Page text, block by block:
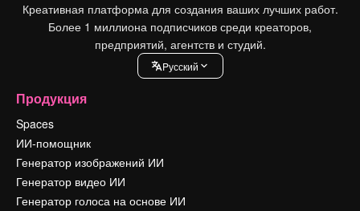
Креативная платформа для создания ваших лучших работ.
Более 1 миллиона подписчиков среди креаторов,
предприятий, агентств и студий.
Pусский
Продукция
Spaces
ИИ-помощник
Генератор изображений ИИ
Генератор видео ИИ
Генератор голоса на основе ИИ